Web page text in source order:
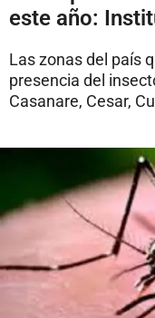
este año:
Las zonas del país
presencia del
Casanare, Cesar,